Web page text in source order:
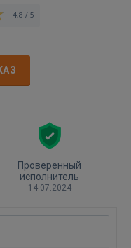
4,8 / 5
Проверенный
исполнитель
14.07.2024